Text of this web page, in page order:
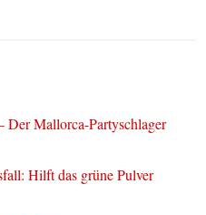
Der Mallorca-Partyschlager
Hilft das grüne Pulver